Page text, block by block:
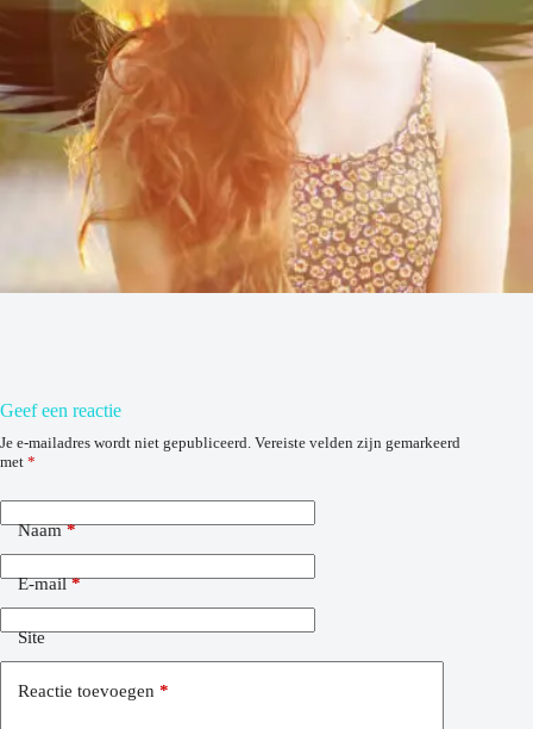
Geef een reactie
Je e-mailadres wordt niet gepubliceerd. Vereiste velden zijn gemarkeerd
met *
Naam*
E-mail*
Site
Reactie toevoegen *